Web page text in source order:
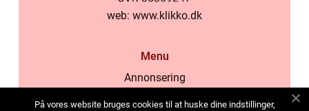
web: www.klikko.dk
Menu
Annonsering
På vores website bruges cookies til at huske dine indstillinger,